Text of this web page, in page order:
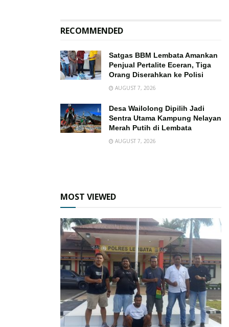
RECOMMENDED
Satgas BBM Lembata Amankan
Penjual Pertalite Eceran, Tiga
Orang Diserahkan ke Polisi
AUGUST 7, 2026
Desa Wailolong Dipilih Jadi
Sentra Utama Kampung Nelayan
Merah Putih di Lembata
AUGUST 7, 2026
MOST VIEWED